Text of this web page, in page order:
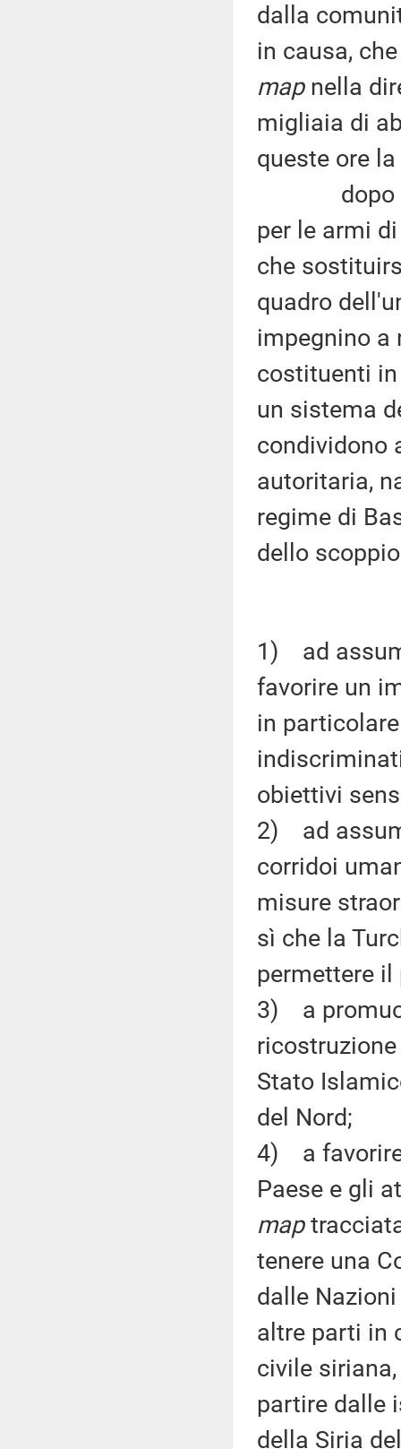
dalla
in causa,
mapnella
migliaia di
queste ore
dopo sei
per le armi
che
quadro
impegnino a
costituenti
un sistema
condividono
autoritaria,
regime di
dello
1) ad
favorire un
in
obiettivi
2) ad
corridoi
misure
sì che la
permettere
3) a
Stato
del Nord;
4) a favorire
Paese e gli
map
tenere una
dalle
altre parti in
civile
partire dalle
della Siria